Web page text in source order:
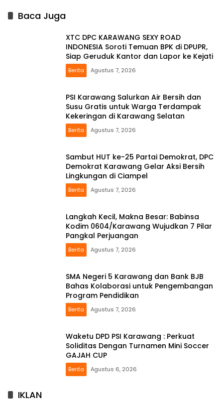
Baca Juga
XTC DPC KARAWANG SEXY ROAD
INDONESIA Soroti Temuan BPK di DPUPR,
Siap Geruduk Kantor dan Lapor ke Kejati
Berita Agustus 7, 2026
PSI Karawang Salurkan Air Bersih dan
Susu Gratis untuk Warga Terdampak
Kekeringan di Karawang Selatan
Berita Agustus 7, 2026
Sambut HUT ke-25 Partai Demokrat, DPC
Demokrat Karawang Gelar Aksi Bersih
Lingkungan di Ciampel
Berita Agustus 7, 2026
Langkah Kecil, Makna Besar: Babinsa
Kodim 0604/Karawang Wujudkan 7 Pilar
Pangkal Perjuangan
Berita Agustus 7, 2026
SMA Negeri 5 Karawang dan Bank BJB
Bahas Kolaborasi untuk Pengembangan
Program Pendidikan
Berita Agustus 7, 2026
Waketu DPD PSI Karawang : Perkuat
Soliditas Dengan Turnamen Mini Soccer
GAJAH CUP
Berita Agustus 6, 2026
IKLAN